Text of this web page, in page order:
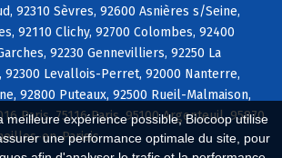
meilleure expérience possible, Biocoop utilise
une performance optimale du site, pour
92310 Sèvres, 92600 Asnières s/Seine,
92110 Clichy, 92700 Colombes, 92400
92230 Gennevilliers, 92250 La
92300 Levallois-Perret, 92000 Nanterre,
92800 Puteaux, 92500 Rueil-Malmaison,
Paris, 75116 Paris, 95100 Argenteuil, 95870
en-Parisis